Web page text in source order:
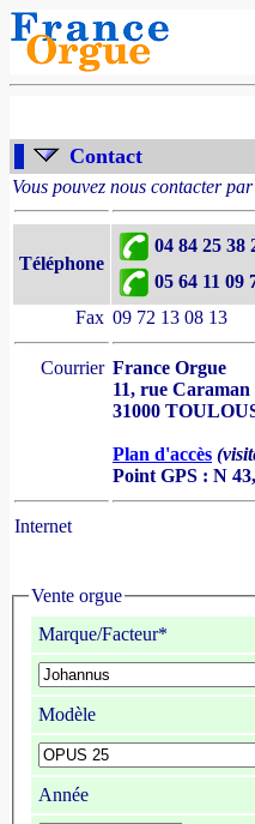
Contact
Vous pouvez nous contacter
Téléphone
04 84 25 38
05 64 11 09
Fax 09 72 13 08 13
Courrier France Orgue
11, rue Caraman
31000
Plan d'accès
Point GPS : N
Internet
Vente orgue
Marque/Facteur*
Modèle
Année